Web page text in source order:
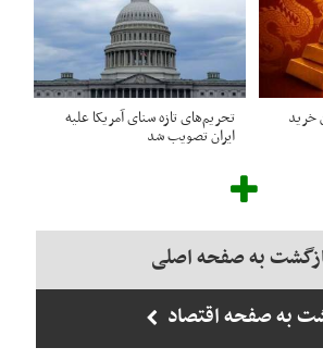
خرید تحریم‌های تازه سنای آمریکا علیه
ایران تصویب شد
به صفحه اصلی
به صفحه اقتصاد